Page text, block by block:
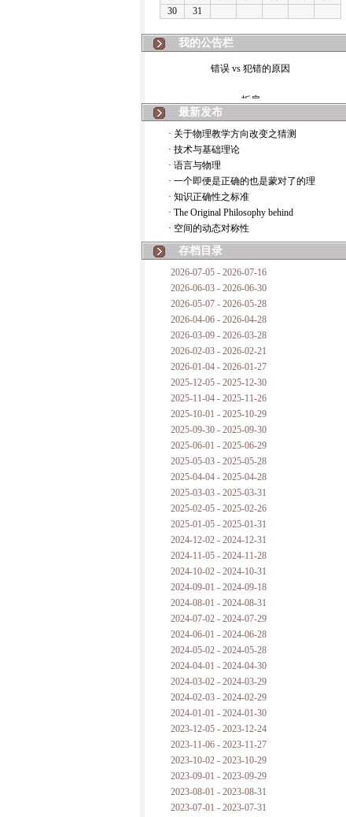
我的公告栏
如何锁定人类科学
20世纪物理学
复杂情势下之最佳优先考虑
成功与别人的帮助
对抗真理的结果
最新发布
· 关于物理教学方向改变之猜测
· 技术与基础理论
· 语言与物理
· 一个即便是正确的也是蒙对了的理
· 知识正确性之标准
· The Original Philosophy behind
· 空间的动态对称性
存档目录
2026-07-05 - 2026-07-16
2026-06-03 - 2026-06-30
2026-05-07 - 2026-05-28
2026-04-06 - 2026-04-28
2026-03-09 - 2026-03-28
2026-02-03 - 2026-02-21
2026-01-04 - 2026-01-27
2025-12-05 - 2025-12-30
2025-11-04 - 2025-11-26
2025-10-01 - 2025-10-29
2025-09-30 - 2025-09-30
2025-06-01 - 2025-06-29
2025-05-03 - 2025-05-28
2025-04-04 - 2025-04-28
2025-03-03 - 2025-03-31
2025-02-05 - 2025-02-26
2025-01-05 - 2025-01-31
2024-12-02 - 2024-12-31
2024-11-05 - 2024-11-28
2024-10-02 - 2024-10-31
2024-09-01 - 2024-09-18
2024-08-01 - 2024-08-31
2024-07-02 - 2024-07-29
2024-06-01 - 2024-06-28
2024-05-02 - 2024-05-28
2024-04-01 - 2024-04-30
2024-03-02 - 2024-03-29
2024-02-03 - 2024-02-29
2024-01-01 - 2024-01-30
2023-12-05 - 2023-12-24
2023-11-06 - 2023-11-27
2023-10-02 - 2023-10-29
2023-09-01 - 2023-09-29
2023-08-01 - 2023-08-31
2023-07-01 - 2023-07-31